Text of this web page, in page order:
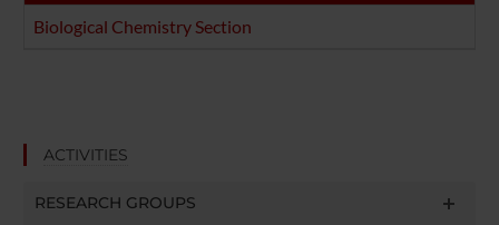
Biological Chemistry Section
ACTIVITIES
RESEARCH GROUPS